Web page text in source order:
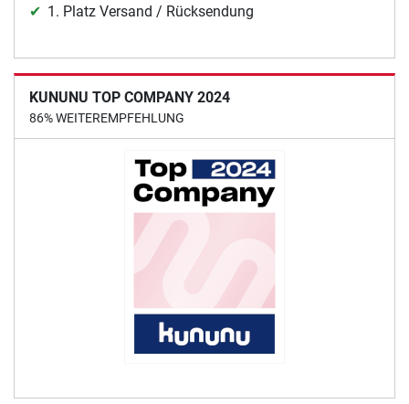
1. Platz Versand / Rücksendung
KUNUNU TOP COMPANY 2024
86% WEITEREMPFEHLUNG